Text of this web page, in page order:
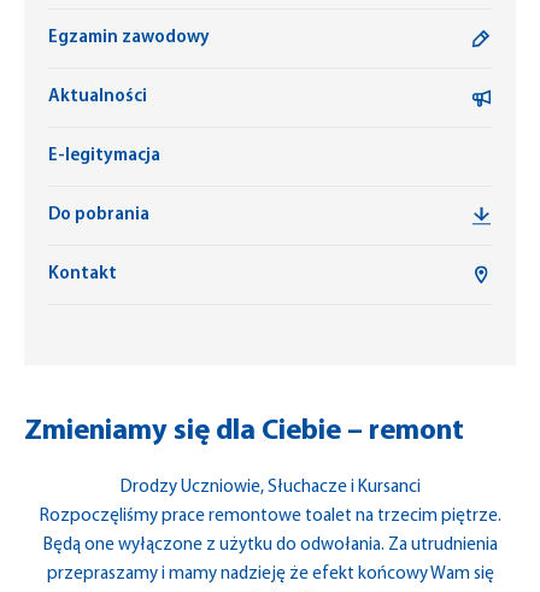
Egzamin zawodowy
Aktualności
E-legitymacja
Do pobrania
Kontakt
Zmieniamy się dla Ciebie – remont
Drodzy Uczniowie, Słuchacze i Kursanci
Rozpoczęliśmy prace remontowe toalet na trzecim piętrze.
Będą one wyłączone z użytku do odwołania. Za utrudnienia
przepraszamy i mamy nadzieję że efekt końcowy Wam się